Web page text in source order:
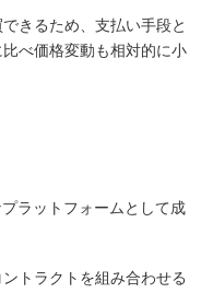
きるため、支払い手段と
べ価格変動も相対的に小
ラットフォームとして成
トラクトを組み合わせる